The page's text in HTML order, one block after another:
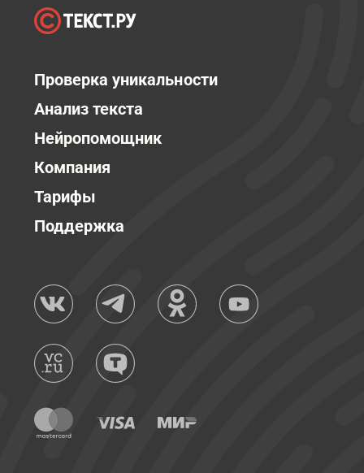
Проверка уникальности
Анализ текста
Нейропомощник
Компания
Тарифы
Поддержка